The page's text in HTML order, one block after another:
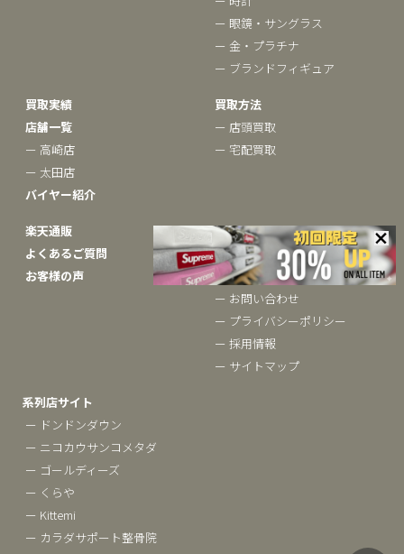
ー 眼鏡・サングラス
ー 金・プラチナ
ー ブランドフィギュア
買取実績
店舗一覧
ー 高崎店
ー 太田店
バイヤー紹介
買取方法
ー 店頭買取
ー 宅配買取
楽天通販
よくあるご質問
お客様の声
ベクトルについて
ー ブランドコラム
ー 会社概要
ー お問い合わせ
ー プライバシーポリシー
ー 採用情報
ー サイトマップ
系列店サイト
ー ドンドンダウン
ー ニコカウサンコメタダ
ー ゴールディーズ
ー くらや
ー Kittemi
ー カラダサポート整骨院